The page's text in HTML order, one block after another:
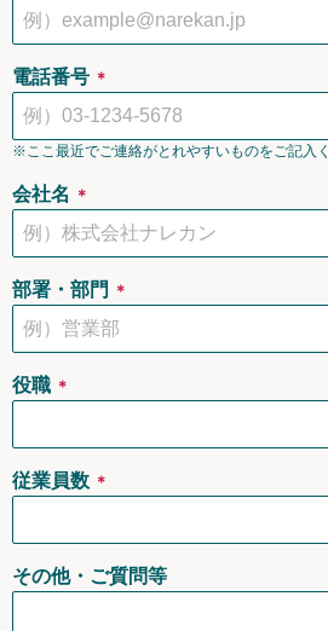
電話番号 ＊
※ここ最近でご連絡がとれやすいものをご記入
会社名 ＊
部署・部門 ＊
役職 ＊
従業員数 ＊
その他・ご質問等